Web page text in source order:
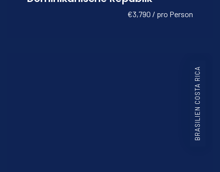
€3,790 / pro Person
BRASILIEN COSTA RICA